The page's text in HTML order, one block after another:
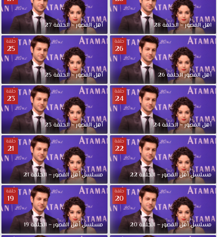
اهل القصور – الحلقة 28 أهل القصور – الحلقة 27
حلقة
26
أهل القصور الحلقة 26
حلقة
25
أهل القصور – الحلقة 25
حلقة
24
أهل القصور – الحلقة 24
حلقة
23
أهل القصور – الحلقة 23
حلقة
22
مسلسل أهل القصور – الحلقة 22
حلقة
21
مسلسل أهل القصور – الحلقة 21
حلقة
20
مسلسل أهل القصور – الحلقة 20
حلقة
19
مسلسل أهل القصور – الحلقة 19